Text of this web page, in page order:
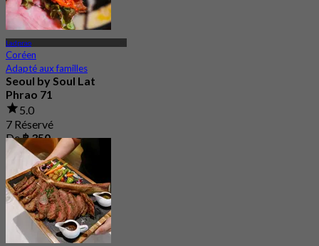
Ladprao
Coréen
Adapté aux familles
Seoul by Soul Lat
Phrao 71
5.0
7 Réservé
De฿ 350